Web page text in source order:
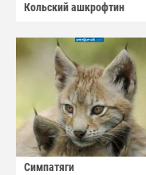
Кольский ашкрофтин
Симпатяги